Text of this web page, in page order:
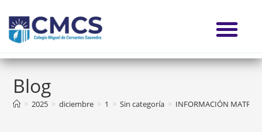
Blog
> 2025 > diciembre > 1 > Sin categoría > INFORMACIÓN